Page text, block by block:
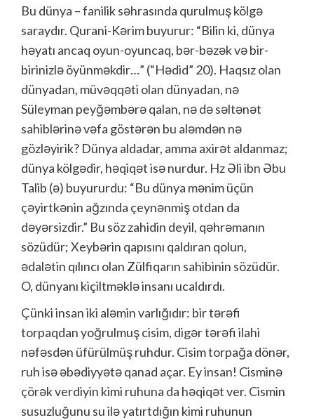
Bu dünya – fanilik səhrasında qurulmuş kölgə
saraydır. Qurani-Kərim buyurur: “Bilin ki, dünya
həyatı ancaq oyun-oyuncaq, bər-bəzək və bir-
birinizlə öyünməkdir…” (“Hədid” 20). Haqsız olan
dünyadan, müvəqqəti olan dünyadan, nə
Süleyman peyğəmbərə qalan, nə də səltənət
sahiblərinə vəfa göstərən bu aləmdən nə
gözləyirik? Dünya aldadar, amma axirət aldanmaz;
dünya kölgədir, həqiqət isə nurdur. Hz Əli ibn Əbu
Talib (ə) buyururdu: “Bu dünya mənim üçün
çəyirtkənin ağzında çeynənmiş otdan da
dəyərsizdir.” Bu söz zahidin deyil, qəhrəmanın
sözüdür; Xeybərin qapısını qaldıran qolun,
ədalətin qılıncı olan Zülfiqarın sahibinin sözüdür.
O, dünyanı kiçiltməklə insanı ucaldırdı.
Çünki insan iki aləmin varlığıdır: bir tərəfi
torpaqdan yoğrulmuş cisim, digər tərəfi ilahi
nəfəsdən üfürülmüş ruhdur. Cisim torpağa dönər,
ruh isə əbədiyyətə qanad açar. Ey insan! Cisminə
çörək verdiyin kimi ruhuna da həqiqət ver. Cismin
susuzluğunu su ilə yatırtdığın kimi ruhunun